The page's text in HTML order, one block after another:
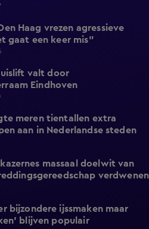
Haag vrezen agressieve
gaat een keer mis"
valt door
Eindhoven
meren tientallen extra
aan in Nederlandse steden
massaal doelwit van
verdwenen
bijzondere ijssmaken maar
blijven populair